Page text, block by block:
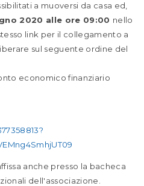
a muoversi da casa ed,
2020 alle ore 09:00 nello
link per il collegamento a
sul seguente ordine del
economico finanziario
anche presso la bacheca
dell'associazione.